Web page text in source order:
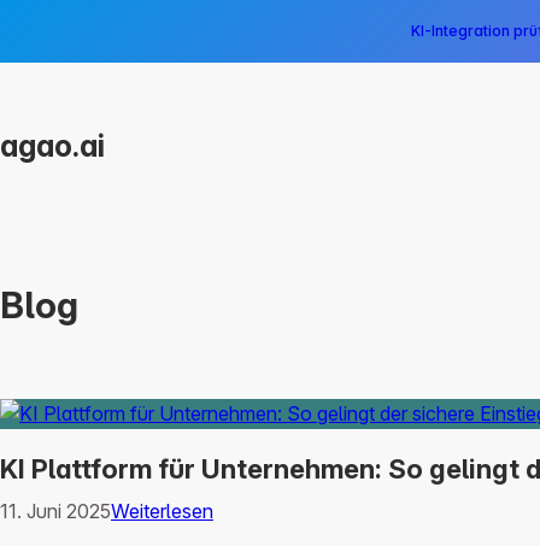
KI-Integration
agao.ai
Blog
KI Plattform für Unternehmen: So gelingt
11. Juni 2025Weiterlesen